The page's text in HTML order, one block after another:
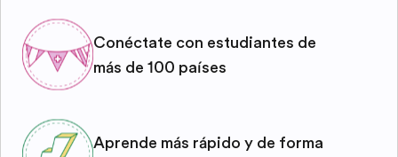
Conéctate con estudiantes de
más de 100 países
Aprende más rápido y de forma